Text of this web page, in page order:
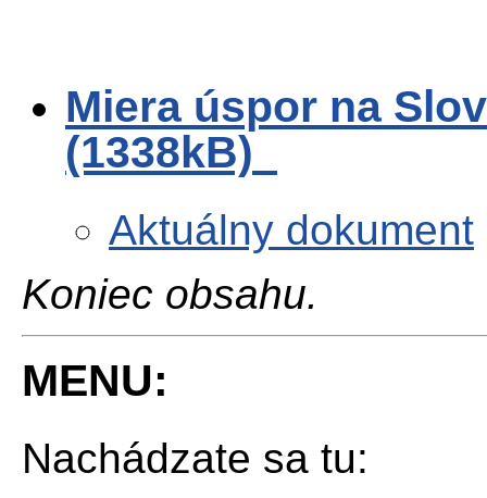
Miera úspor na
(1338kB)
Aktuálny dokument
Koniec obsahu.
MENU:
Nachádzate sa tu: